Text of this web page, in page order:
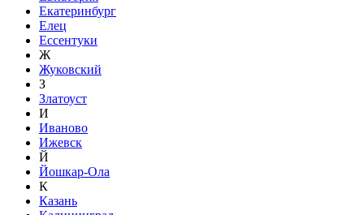
Екатеринбург
Елец
Ессентуки
Ж
Жуковский
З
Златоуст
И
Иваново
Ижевск
Й
Йошкар-Ола
К
Казань